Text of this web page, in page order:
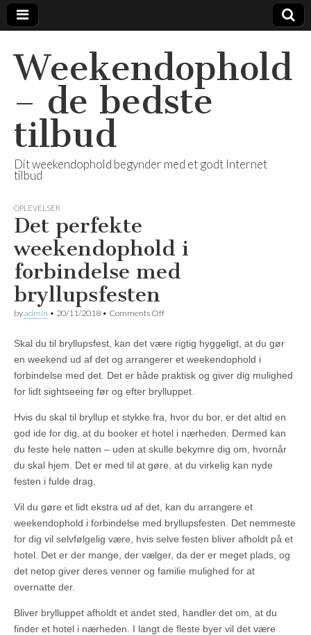
Weekendophold
– de bedste
tilbud
Dit weekendophold begynder med et godt Internet
tilbud
OPLEVELSER
Det perfekte
weekendophold i
forbindelse med
bryllupsfesten
byadmin • 20/11/2018 • Comments Off
Skal du til bryllupsfest, kan det være rigtig hyggeligt, at du gør
en weekend ud af det og arrangerer et weekendophold i
forbindelse med det. Det er både praktisk og giver dig mulighed
for lidt sightseeing før og efter brylluppet.
Hvis du skal til bryllup et stykke fra, hvor du bor, er det altid en
god ide for dig, at du booker et hotel i nærheden. Dermed kan
du feste hele natten – uden at skulle bekymre dig om, hvornår
du skal hjem. Det er med til at gøre, at du virkelig kan nyde
festen i fulde drag.
Vil du gøre et lidt ekstra ud af det, kan du arrangere et
weekendophold i forbindelse med bryllupsfesten. Det nemmeste
for dig vil selvfølgelig være, hvis selve festen bliver afholdt på et
hotel. Det er der mange, der vælger, da der er meget plads, og
det netop giver deres venner og familie mulighed for at
overnatte der.
Bliver brylluppet afholdt et andet sted, handler det om, at du
finder et hotel i nærheden. I langt de fleste byer vil det være